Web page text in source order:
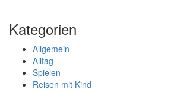
Kategorien
Allgemein
Alltag
Spielen
Reisen mit Kind